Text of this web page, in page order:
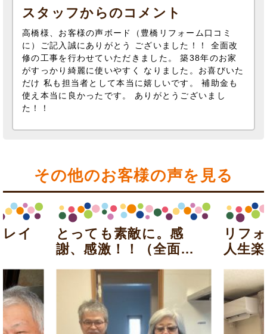
スタッフからのコメント
高橋様、お客様の声ボード（豊橋リフォーム口コミ
に）ご記入誠にありがとう ございました！！ 全面改
修の工事を行わせていただきました。 築38年のお家
がすっかり綺麗に使いやすく なりました。お喜びいた
だけ 私も担当者として本当に嬉しいです。 補助金も
使え本当に良かったです。 ありがとうございまし
た！！
その他のお客様の声を見る
イ
とっても素敵に。感
謝、感激！！（全面...
リフ
人生